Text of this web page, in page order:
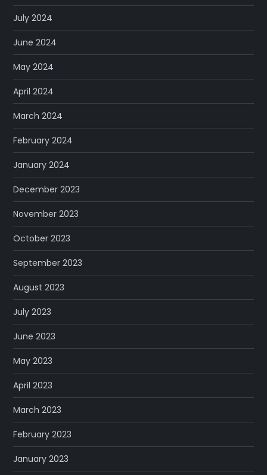
July 2024
June 2024
May 2024
April 2024
March 2024
February 2024
January 2024
December 2023
November 2023
October 2023
September 2023
August 2023
July 2023
June 2023
May 2023
April 2023
March 2023
February 2023
January 2023